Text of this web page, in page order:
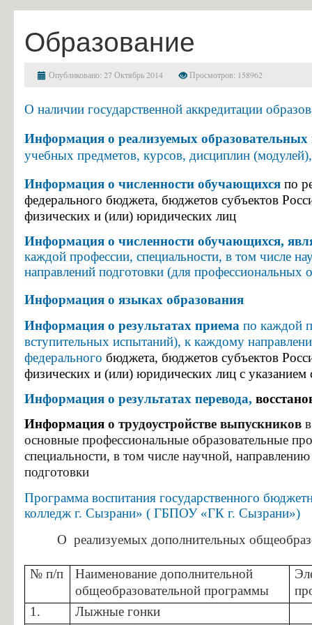
Вакантные места для приема (перевода) обучающихся
Организация питания в образовательной организации
Образовательные стандарты и требования
Абитуриенту
Приемная комиссия и правила приёма
Условия приема на обучение по договорам на оказание платных
Перечень специальностей и профессий и требования к уровню
Перечень вступительных испытаний
Приём заявлений в электронной форме
Предварительный медицинский осмотр (обследование)
Конкурс заявлений абитуриентов ГБПОУ «ГК г. СЫЗРАНИ»
Информация для абитуриентов
Вопросы-ответы
Образовательный кредит с государственной поддержкой
Основание для представления льгот
Особенности приема иностранных граждан
Заочное обучение
Дополнительное профессиональное образование
Студентам
Льготный кредит на образование
Информация об организации ежедневных «входных фильтров»
Выпускникам
Анкета для выпускников
Образование
Опубликовано: 27 Октябрь 2014 Просмотров: 158962
О наличии государственной аккредитации
Информация о реализуемых
учебных предметов, курсов, дисциплин
Информация о численности обучающихся по
федерального бюджета, бюджетов субъектов
физических и (или) юридических лиц
Информация о численности обучающихся,
каждой профессии, специальности, в том числе
направлений подготовки (для профессиональных
Информация о языках образования
Информация о результатах приема по каждой
вступительных испытаний), к каждому
федерального бюджета, бюджетов субъектов
физических и (или) юридических лиц с
Информация о результатах перевода,
Информация о трудоустройстве выпускников
основные профессиональные образовательные
специальности, в том числе научной,
подготовки
Программа воспитания государственного
колледж г. Сызрани» ( ГБПОУ «ГК г. Сызрани»)
О реализуемых дополнительных
№ п/п
Наименование дополнительной
общеобразовательной программы
1.
Лыжные гонки